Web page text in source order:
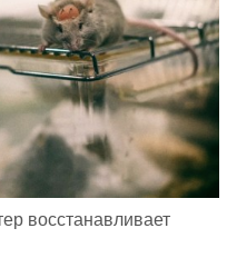
восстанавливает